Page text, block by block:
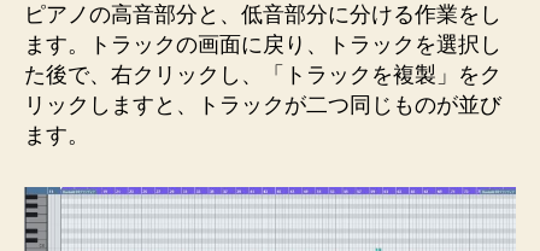
ピアノの高音部分と、低音部分に分ける作業をし
ます。トラックの画面に戻り、トラックを選択し
た後で、右クリックし、「トラックを複製」をク
リックしますと、トラックが二つ同じものが並び
ます。